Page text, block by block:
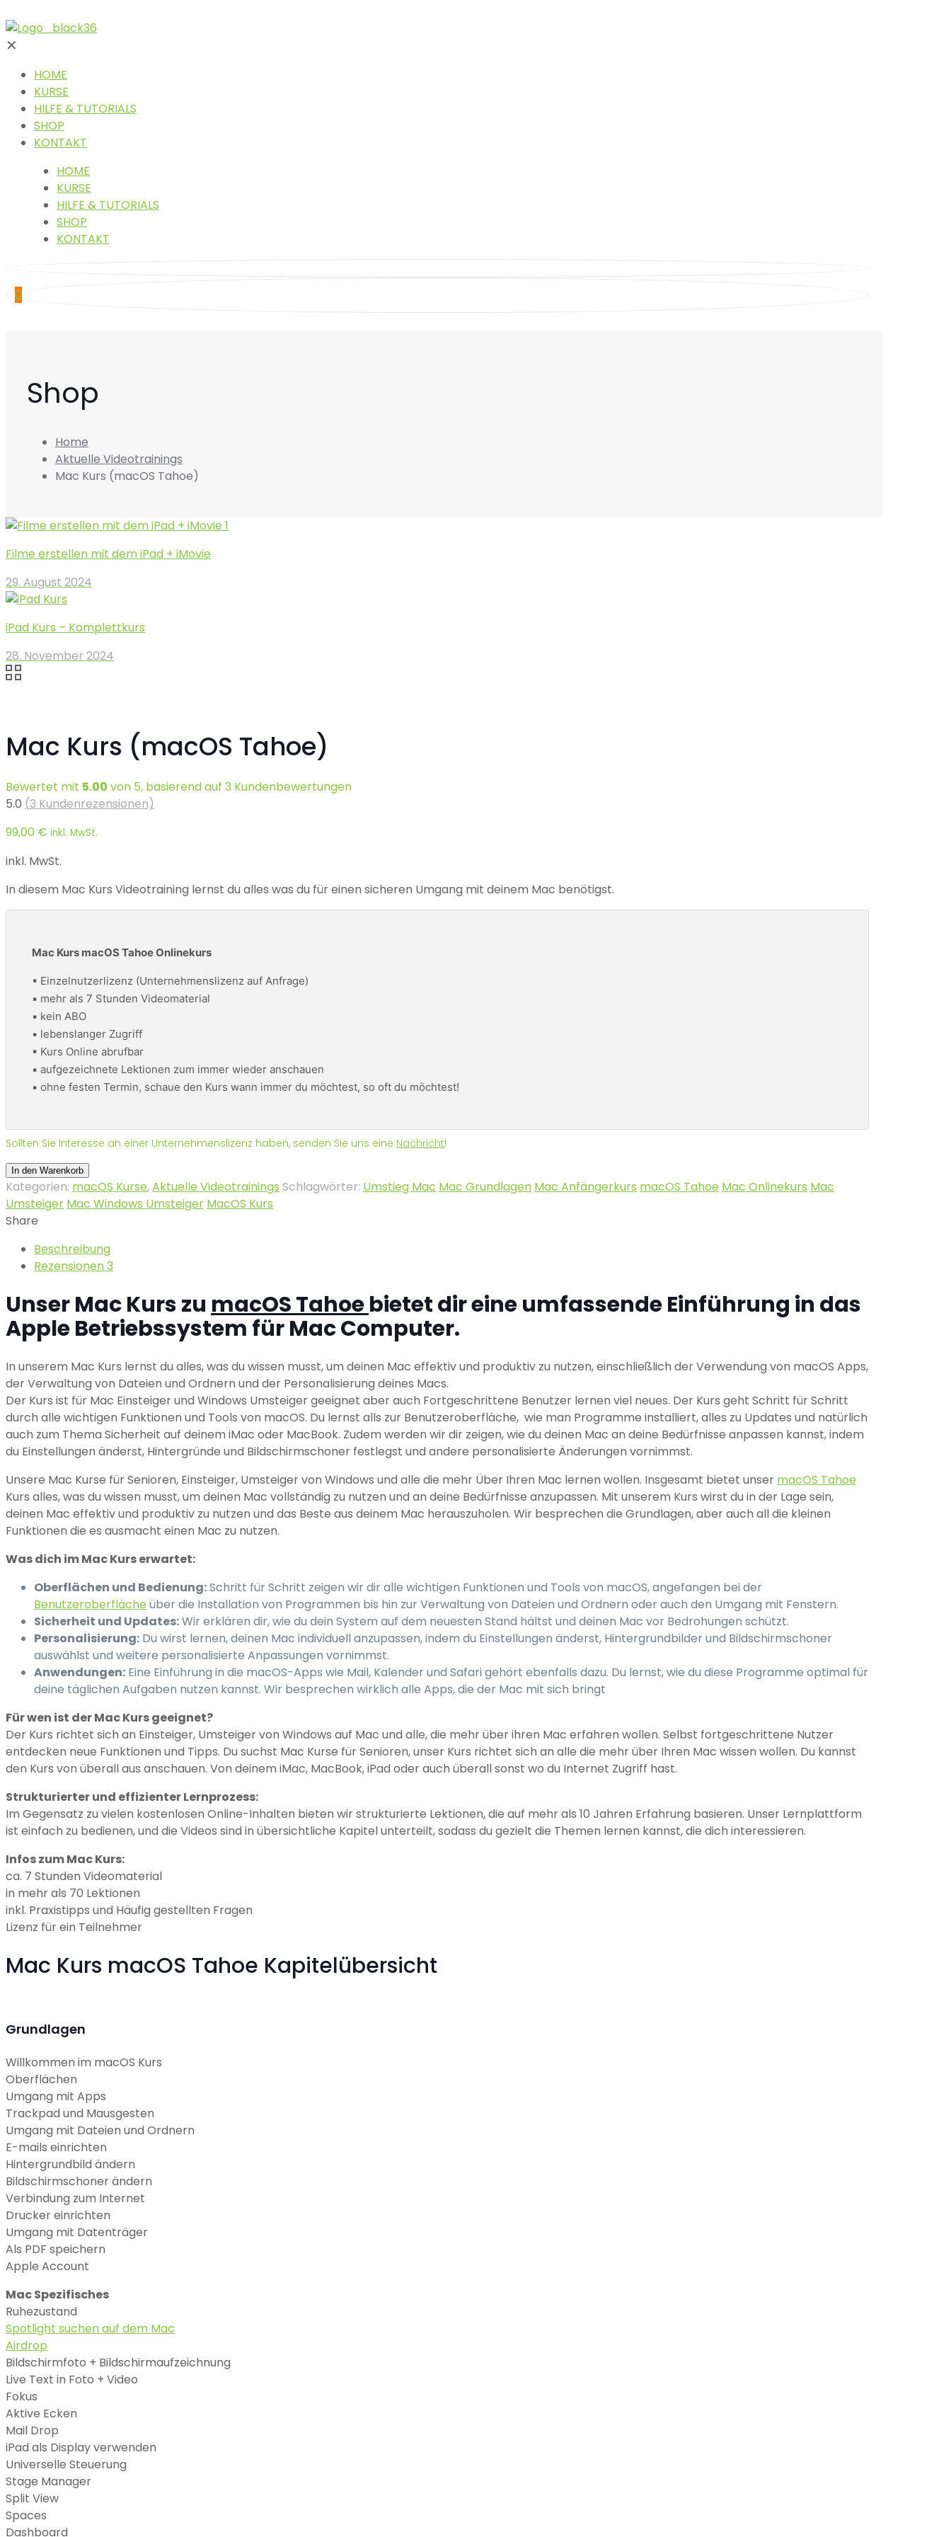
✕
HOME
KURSE
HILFE & TUTORIALS
SHOP
KONTAKT
HOME
KURSE
HILFE & TUTORIALS
SHOP
KONTAKT
0
Shop
Home
Aktuelle Videotrainings
Mac Kurs (macOS Tahoe)
Filme erstellen mit dem iPad + iMovie
29. August 2024
iPad Kurs – Komplettkurs
28. November 2024
Mac Kurs (macOS Tahoe)
Bewertet mit 5.00 von 5, basierend auf 3 Kundenbewertungen
5.0 (3 Kundenrezensionen)
99,00 € inkl. MwSt.
inkl. MwSt.
In diesem Mac Kurs Videotraining lernst du alles was du für einen sicheren Umgang mit deinem Mac benötigst.
Mac Kurs macOS Tahoe Onlinekurs
▪ Einzelnutzerlizenz (Unternehmenslizenz auf Anfrage)
▪ mehr als 7 Stunden Videomaterial
▪ kein ABO
▪ lebenslanger Zugriff
▪ Kurs Online abrufbar
▪ aufgezeichnete Lektionen zum immer wieder anschauen
▪ ohne festen Termin, schaue den Kurs wann immer du möchtest, so oft du möchtest!
Sollten Sie Interesse an einer Unternehmenslizenz haben, senden Sie uns eine Nachricht!
Mac
Kurs
(macOS
Tahoe)
In den Warenkorb
Kategorien: macOS Kurse,Aktuelle Videotrainings Schlagwörter: Umstieg Mac Mac Grundlagen Mac Anfängerkurs macOS Tahoe Mac Onlinekurs Mac
Umsteiger Mac Windows Umsteiger MacOS Kurs
Share
Beschreibung
Rezensionen3
Unser Mac Kurs zu macOS Tahoebietet dir eine umfassende Einführung in das
Apple Betriebssystem für Mac Computer.
In unserem Mac Kurs lernst du alles, was du wissen musst, um deinen Mac effektiv und produktiv zu nutzen, einschließlich der Verwendung von macOS Apps,
der Verwaltung von Dateien und Ordnern und der Personalisierung deines Macs.
Der Kurs ist für Mac Einsteiger und Windows Umsteiger geeignet aber auch Fortgeschrittene Benutzer lernen viel neues. Der Kurs geht Schritt für Schritt
durch alle wichtigen Funktionen und Tools von macOS. Du lernst alls zur Benutzeroberfläche, wie man Programme installiert, alles zu Updates und natürlich
auch zum Thema Sicherheit auf deinem iMac oder MacBook. Zudem werden wir dir zeigen, wie du deinen Mac an deine Bedürfnisse anpassen kannst, indem
du Einstellungen änderst, Hintergründe und Bildschirmschoner festlegst und andere personalisierte Änderungen vornimmst.
Unsere Mac Kurse für Senioren, Einsteiger, Umsteiger von Windows und alle die mehr Über Ihren Mac lernen wollen. Insgesamt bietet unser macOS Tahoe
Kurs alles, was du wissen musst, um deinen Mac vollständig zu nutzen und an deine Bedürfnisse anzupassen. Mit unserem Kurs wirst du in der Lage sein,
deinen Mac effektiv und produktiv zu nutzen und das Beste aus deinem Mac herauszuholen. Wir besprechen die Grundlagen, aber auch all die kleinen
Funktionen die es ausmacht einen Mac zu nutzen.
Was dich im Mac Kurs erwartet:
Oberflächen und Bedienung:Schritt für Schritt zeigen wir dir alle wichtigen Funktionen und Tools von macOS, angefangen bei der
Benutzeroberfläche über die Installation von Programmen bis hin zur Verwaltung von Dateien und Ordnern oder auch den Umgang mit Fenstern.
Sicherheit und Updates:Wir erklären dir, wie du dein System auf dem neuesten Stand hältst und deinen Mac vor Bedrohungen schützt.
Personalisierung: Du wirst lernen, deinen Mac individuell anzupassen, indem du Einstellungen änderst, Hintergrundbilder und Bildschirmschoner
auswählst und weitere personalisierte Anpassungen vornimmst.
Anwendungen: Eine Einführung in die macOS-Apps wie Mail, Kalender und Safari gehört ebenfalls dazu. Du lernst, wie du diese Programme optimal für
deine täglichen Aufgaben nutzen kannst. Wir besprechen wirklich alle Apps, die der Mac mit sich bringt
Für wen ist der Mac Kurs geeignet?
Der Kurs richtet sich an Einsteiger, Umsteiger von Windows auf Mac und alle, die mehr über ihren Mac erfahren wollen. Selbst fortgeschrittene Nutzer
entdecken neue Funktionen und Tipps. Du suchst Mac Kurse für Senioren, unser Kurs richtet sich an alle die mehr über Ihren Mac wissen wollen. Du kannst
den Kurs von überall aus anschauen. Von deinem iMac, MacBook, iPad oder auch überall sonst wo du Internet Zugriff hast.
Strukturierter und effizienter Lernprozess:
Im Gegensatz zu vielen kostenlosen Online-Inhalten bieten wir strukturierte Lektionen, die auf mehr als 10 Jahren Erfahrung basieren. Unser Lernplattform
ist einfach zu bedienen, und die Videos sind in übersichtliche Kapitel unterteilt, sodass du gezielt die Themen lernen kannst, die dich interessieren.
Infos zum Mac Kurs:
ca. 7 Stunden Videomaterial
in mehr als 70 Lektionen
inkl. Praxistipps und Häufig gestellten Fragen
Lizenz für ein Teilnehmer
Mac Kurs macOS Tahoe Kapitelübersicht
Grundlagen
Willkommen im macOS Kurs
Oberflächen
Umgang mit Apps
Trackpad und Mausgesten
Umgang mit Dateien und Ordnern
E-mails einrichten
Hintergrundbild ändern
Bildschirmschoner ändern
Verbindung zum Internet
Drucker einrichten
Umgang mit Datenträger
Als PDF speichern
Apple Account
Mac Spezifisches
Ruhezustand
Spotlight suchen auf dem Mac
Airdrop
Bildschirmfoto + Bildschirmaufzeichnung
Live Text in Foto + Video
Fokus
Aktive Ecken
Mail Drop
iPad als Display verwenden
Universelle Steuerung
Stage Manager
Split View
Spaces
Dashboard